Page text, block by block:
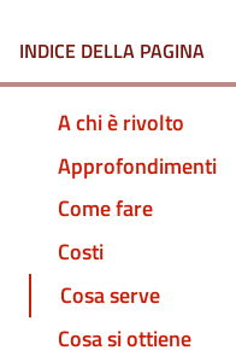
INDICE DELLA PAGINA
A chi è rivolto
Approfondimenti
Come fare
Costi
Cosa serve
Cosa si ottiene